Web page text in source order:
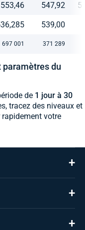
553,46 547,92
539,00
697 001 371 289
du
de 1 jour à 30
tracez des niveaux et
votre
+
+
+